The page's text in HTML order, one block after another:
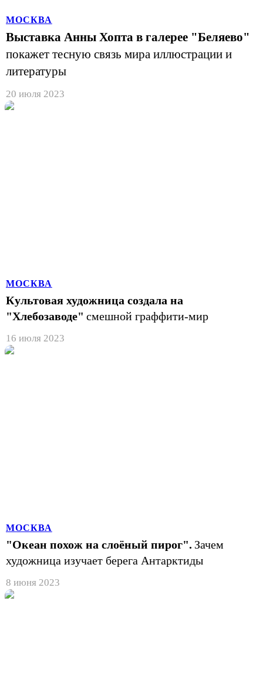
МОСКВА
Выставка Анны Хопта в галерее "Беляево"
покажет тесную связь мира иллюстрации и
литературы
20 июля 2023
МОСКВА
Культовая художница создала на
"Хлебозаводе" смешной граффити-мир
16 июля 2023
МОСКВА
"Океан похож на слоёный пирог". Зачем
художница изучает берега Антарктиды
8 июня 2023